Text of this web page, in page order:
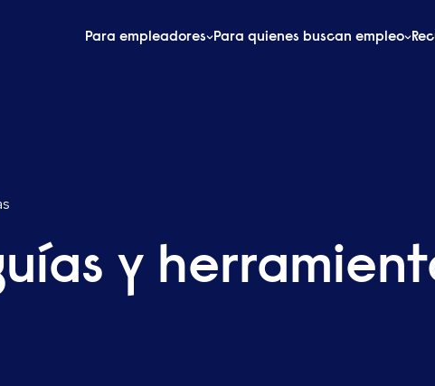
Para empleadores Para quienes buscan empleo
y